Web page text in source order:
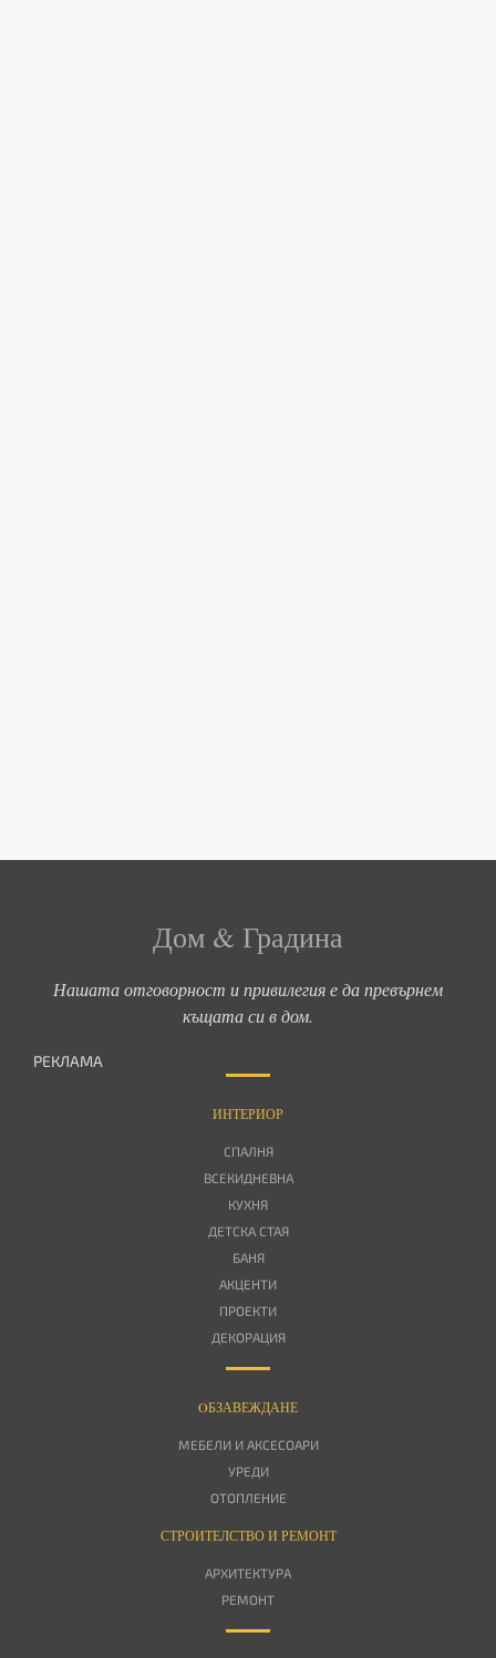
Дом & Градина
Нашата отговорност и привилегия е да превърнем
къщата си в дом.
РЕКЛАМА
ИНТЕРИОР
СПАЛНЯ
ВСЕКИДНЕВНА
КУХНЯ
ДЕТСКА СТАЯ
БАНЯ
АКЦЕНТИ
ПРОЕКТИ
ДЕКОРАЦИЯ
OБЗАВЕЖДАНЕ
МЕБЕЛИ И АКСЕСОАРИ
УРЕДИ
ОТОПЛЕНИЕ
СТРОИТЕЛСТВО И РЕМОНТ
АРХИТЕКТУРА
РЕМОНТ